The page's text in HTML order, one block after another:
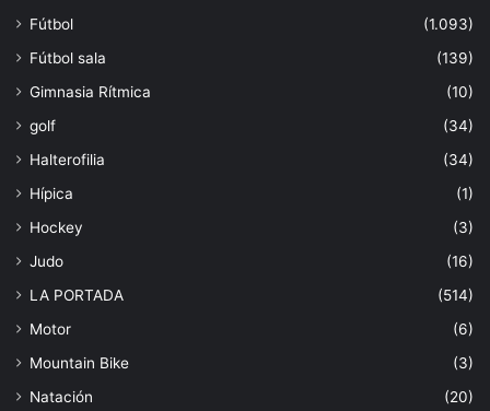
Fútbol
(1.093)
Fútbol sala
(139)
Gimnasia Rítmica
(10)
golf
(34)
Halterofilia
(34)
Hípica
(1)
Hockey
(3)
Judo
(16)
LA PORTADA
(514)
Motor
(6)
Mountain Bike
(3)
Natación
(20)